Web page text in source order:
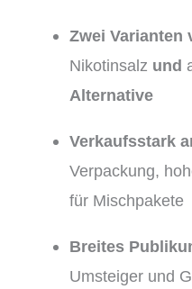
Zwei Varianten
Nikotinsalz und
Alternative
Verkaufsstark
Verpackung,
für Mischpakete
Breites
Umsteiger und